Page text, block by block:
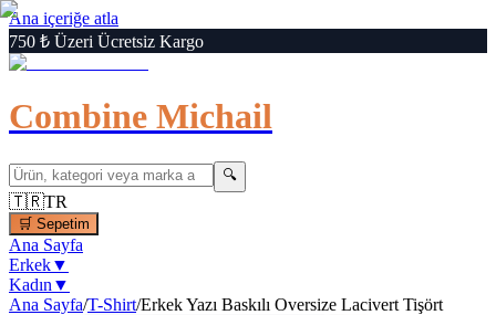
Ana içeriğe atla
750 ₺ Üzeri Ücretsiz Kargo
Combine Michail
🔍
🇹🇷TR
🛒 Sepetim
Ana Sayfa
Erkek▼
Kadın ▼
Ana Sayfa/T-Shirt/Erkek Yazı Baskılı Oversize Lacivert Tişört